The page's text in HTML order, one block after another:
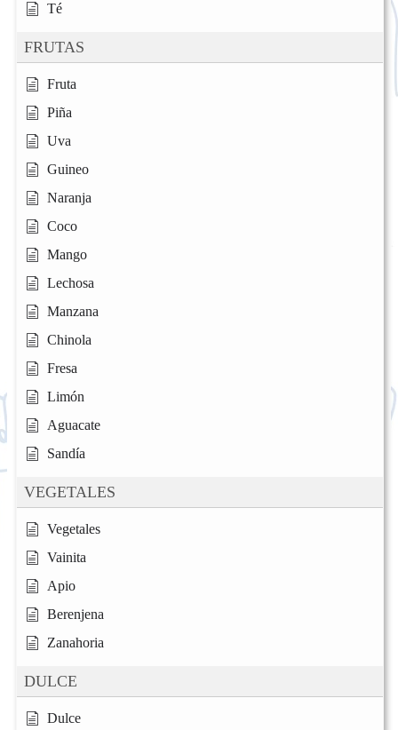
Té
FRUTAS
Fruta
Piña
Uva
Guineo
Naranja
Coco
Mango
Lechosa
Manzana
Chinola
Fresa
Limón
Aguacate
Sandía
VEGETALES
Vegetales
Vainita
Apio
Berenjena
Zanahoria
DULCE
Dulce